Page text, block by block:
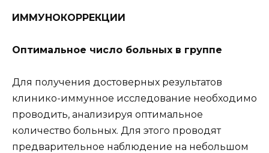
ИММУНОКОРРЕКЦИИ
Оптимальное число больных в группе
Для получения достоверных результатов
клинико-иммунное исследование необходимо
проводить, анализируя оптимальное
количество больных. Для этого проводят
предварительное наблюдение на небольшом